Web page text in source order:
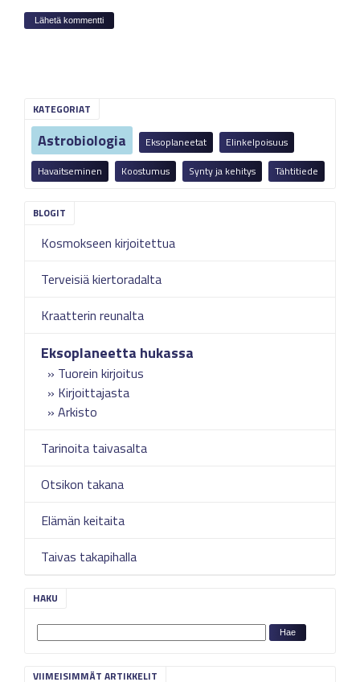
KATEGORIAT
Astrobiologia Eksoplaneetat
Elinkelpoisuus
Havaitseminen
Koostumus Synty ja kehitys Tähtitiede
Kosmokseen kirjoitettua
Terveisiä kiertoradalta
Kraatterin reunalta
Eksoplaneetta hukassa
Tuorein kirjoitus
Kirjoittajasta
Arkisto
Tarinoita taivasalta
Otsikon takana
Elämän keitaita
Taivas takapihalla
HAKU
VIIMEISIMMÄT ARTIKKELIT